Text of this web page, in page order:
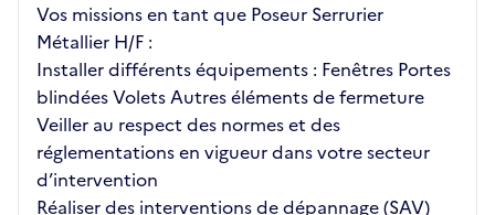
Vos missions en tant que Poseur Serrurier
Métallier H/F :
Installer différents équipements : Fenêtres Portes
blindées Volets Autres éléments de fermeture
Veiller au respect des normes et des
réglementations en vigueur dans votre secteur
d’intervention
Réaliser des interventions de dépannage (SAV)